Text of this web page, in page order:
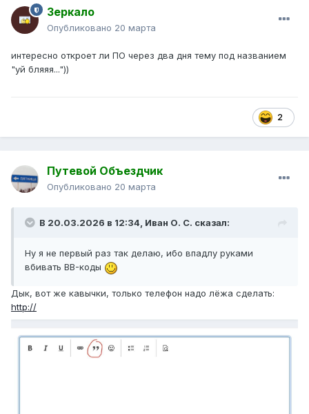
- Группа формируется на предприятии – в бригаде, в
коллективе. Такая группа имеет своего лидера, не
либо позитивным, либо негативным. Позитивный лидер
не высказывает недовольство против начальства, а
- Группа может формироваться по району жительства,
работы, на которой нельзя пить.
- Алкогольная семейная группа спивается очень быстро.
поиграть в шашки, домино, вместе посмотреть матч, но
Зеркало
Опубликовано 20 марта
интересно откроет ли ПО через два дня тему под названием
"уй бляяя..."))
2
Путевой Объездчик
Опубликовано 20 марта
В 20.03.2026 в 12:34, Иван О. С. сказал:
Ну я не первый раз так делаю, ибо впадлу руками
вбивать BB-коды
Дык, вот же кавычки, только телефон надо лёжа сделать:
http://